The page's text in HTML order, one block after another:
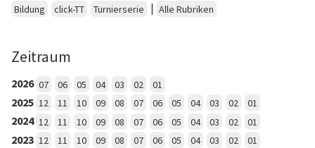
Bildung
click-TT Turnierserie | Alle Rubriken
Zeitraum
2026 07 06 05 04 03 02 01
2025 12 11 10 09 08 07 06 05 04 03 02 01
2024 12 11 10 09 08 07 06 05 04 03 02 01
2023 12 11 10 09 08 07 06 05 04 03 02
01